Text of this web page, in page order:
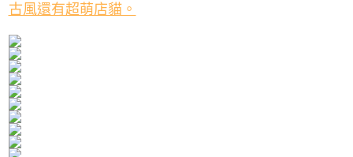
古風還有超萌店貓。